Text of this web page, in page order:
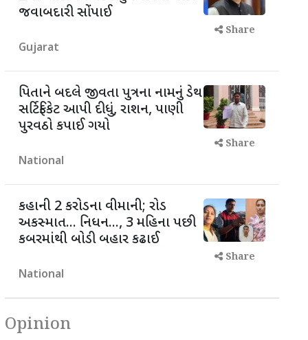
જવાબદારી સોંપાઈ
Gujarat
Share
પિતાને બદલે જીવતા પુત્રના નામનું ડેથ
સર્ટિફિકેટ આપી દીધું, રાશન, પાણી
પુરવઠો કપાઈ ગયો
National
Share
કહાની 2 કરોડના વીમાની; રોડ
અકસ્માત... નિધન..., 3 મહિના પછી
કબરમાંથી બોડી બહાર કઢાઈ
National
Share
Opinion